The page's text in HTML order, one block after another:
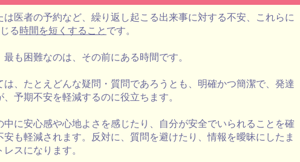
医者の予約など、繰り返し起こる出来事に対する不安、これらに
る時間を短くすること です。
も困難なのは、その前にある時間です。
は、たとえどんな疑問・質問であろうとも、明確かつ簡潔で、発達
予期不安を軽減するのに役立ちます。
に安心感や心地よさを感じたり、自分が安全でいられることを確
も軽減されます。反対に、質問を避けたり、情報を曖昧にしたま
スになります。